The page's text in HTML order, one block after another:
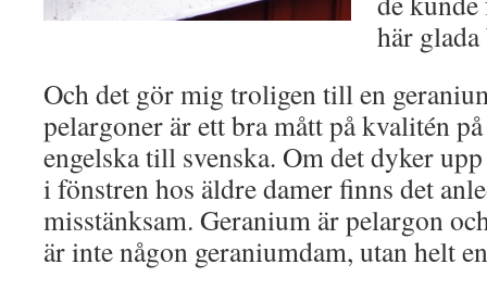
här
Och det gör mig troligen till en
pelargoner är ett bra mått på kvalitén
engelska till svenska. Om det dyker
i fönstren hos äldre damer finns det
misstänksam. Geranium är pelargon
är inte någon geraniumdam, utan helt